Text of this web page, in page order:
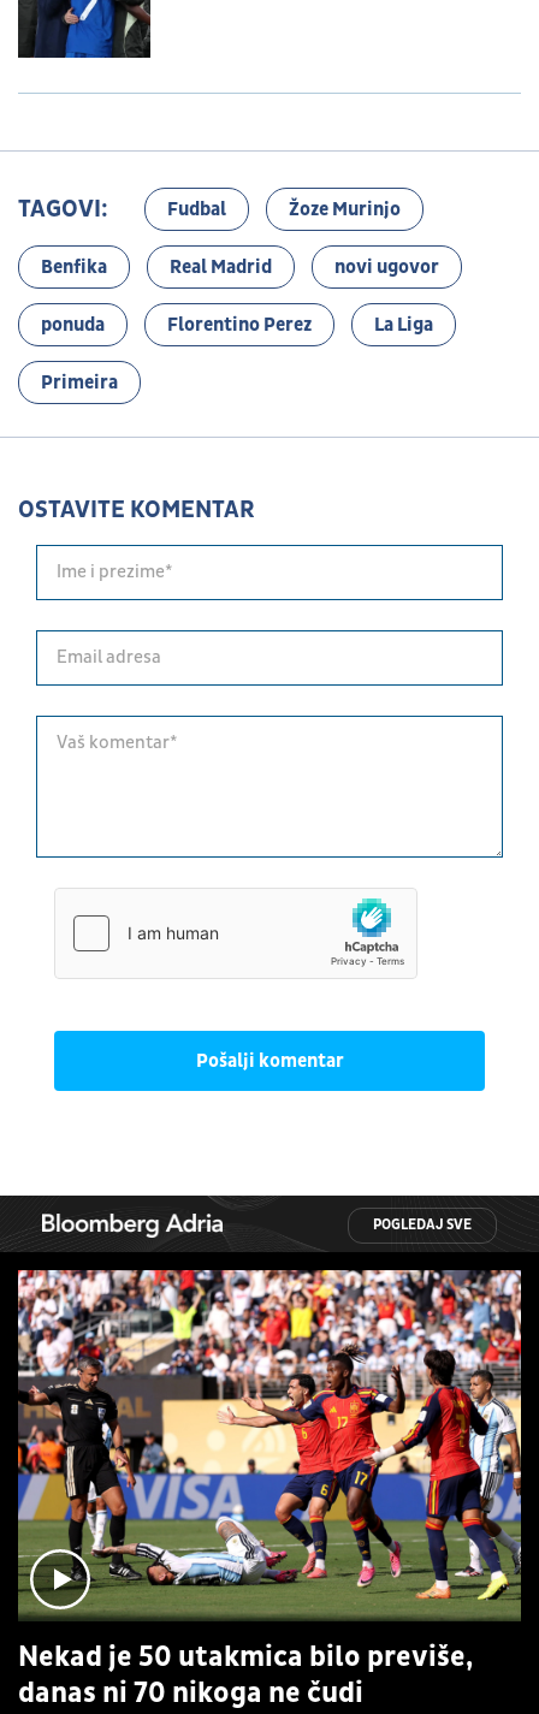
TAGOVI: Fudbal Žoze Murinjo
Benfika Real Madrid novi ugovor
ponuda Florentino Perez La Liga
Primeira
OSTAVITE KOMENTAR
Pošalji komentar
POGLEDAJ SVE
Nekad je 50 utakmica bilo previše,
danas ni 70 nikoga ne čudi